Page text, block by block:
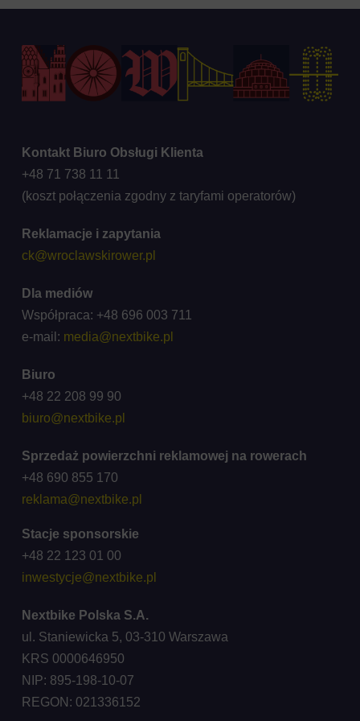
Kontakt Biuro Obsługi Klienta
+48 71 738 11 11
(koszt połączenia zgodny z taryfami operatorów)
Reklamacje i zapytania
ck@wroclawskirower.pl
Dla mediów
Współpraca: +48 696 003 711
e-mail: media@nextbike.pl
Biuro
+48 22 208 99 90
biuro@nextbike.pl
Sprzedaż powierzchni reklamowej na rowerach
+48 690 855 170
reklama@nextbike.pl
Stacje sponsorskie
+48 22 123 01 00
inwestycje@nextbike.pl
Nextbike Polska S.A.
ul. Staniewicka 5, 03-310 Warszawa
KRS 0000646950
NIP: 895-198-10-07
REGON: 021336152